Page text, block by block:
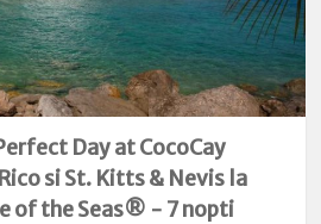
Day at CocoCay
si St. Kitts & Nevis la
of the Seas® - 7 nopti